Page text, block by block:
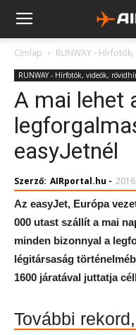
Címlap RUNWAY -
RUNWAY - Hírfotók, videók,
A mai lehet
easyJetnél
Szerző: AIRportal.hu -
Az easyJet, Európa
000 utast szállít a mai
minden bizonnyal a
légitársaság
1600 járatával juttatja
További